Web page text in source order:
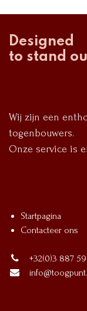
Designed
to stand
Wij zijn een
togenbouwers.
Onze service is
Startpagina
Contacteer ons
+32(0)3 887